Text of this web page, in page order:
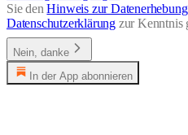
Sie denHinweis zur Datenerhebung
Datenschutzerklärung zur Kenntnis
Nein, danke
In der App abonnieren